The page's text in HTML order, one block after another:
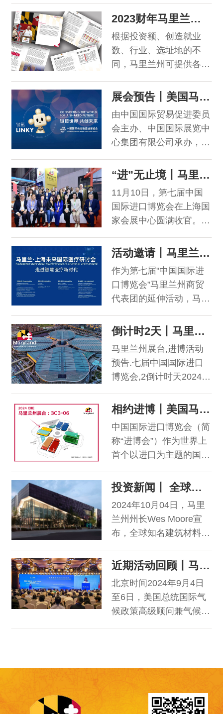
仅将提供更环保的能源来
源，还预计在未来的7年
时间里，每年为马里兰州
创造约2680个全职工作
岗位，推动经济发展。
Orchestra）将携手指挥
剧演员大山、小提琴演奏
家Esther Yoo、扬琴演奏
家田超等多位艺术家，与
观众共庆蛇年新春。让我
们在音乐与艺术中感受中
国春节的浓厚氛围，畅享
中西文化交融的艺术盛
宴！
2023财年马里兰州商务厅财政激励明细现已公布
根据投资额、创造就业
数、行业、选址地的不
同，马里兰州可提供各类
层面的投资激励政策，包
资、直接贷款、赠款和贷
款担保、劳动力培训等。
展会预告丨美国马里兰州与您相约2024链博会
由中国国际贸易促进委员
会主办、中国国际展览中
心集团有限公司承办，全
国家级展会—中国国际供
称“链博会”），将于11月
26日至11月30日在北京
中国国际展览中心（顺义
馆）举行。
“进”无止境丨马里兰州商贸代表团第七届进博之行顺利收官！
11月10日，第七届中国
国际进口博览会在上海国
家会展中心圆满收官。在
里兰州商务厅与加州湾区
里兰州联合展台，展示各
自在科技、医疗等创新领
域的最新成果，加强贸易
联系，强化地区合作。
活动邀请丨马里兰·上海未来国际医疗研讨会——走进智慧医疗新时代
作为第七届"中国国际进
口博览会”马里兰州商贸
代表团的延伸活动，马里
讨会由美国马里兰州商务
业俱乐部主办，乐美好
医、玄合医疗及合作单位
承办。
倒计时2天丨马里兰州与您相约2024进博会
马里兰州展台,进博活动
预告.七届中国国际进口
博览会,2倒计时天2024年
务厅携手7家马里兰州优
3C3-06展位。
相约进博丨美国马里兰州展台参展企业介绍
中国国际进口博览会（简
称“进博会”）作为世界上
首个以进口为主题的国家
的企业、政府机构及专业
举。2024年11月，马里
兰州商务厅将率领商贸代
表团访问上海，并在进博
会设立展台。
投资新闻丨 全球知名建筑材料制造商Kingspan集团将在马里兰州设立新的制造基地
2024年10月04日，马里
兰州州长Wes Moore宣
布，全球知名建筑材料制
的Kingspan Roofing +
兰州Allegany郡设立新的
制造基地。Kingspan将
对位于Cumberland市的
一座348,000平方英尺
于今年12月正式启动，预
计在未来五年内为当地提
近期活动回顾丨马里兰州-中国各界密切交流来往频繁
北京时间2024年9月4日
至6日，美国总统国际气
候政策高级顾问兼气候特
年代强化气候行动工作
组”会议。作为特使的随
访成员，马里兰州环境厅
厅长塞丽娜·麦克尔文